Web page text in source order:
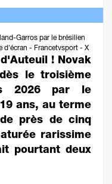
Garros par le brésilien
d'écran - Francetvsport - X
! Novak
le troisième
2026 par le
ans, au terme
près de cinq
rarissime
pourtant deux